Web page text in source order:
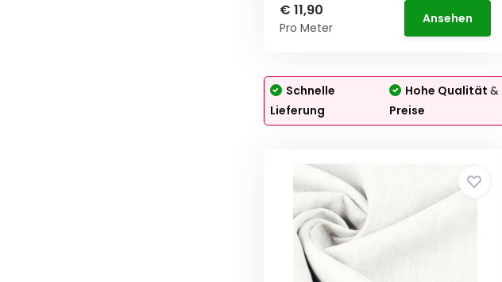
€ 11,90
Pro Meter
Ansehen
Schnelle
Lieferung
Hohe Qualität&
Preise